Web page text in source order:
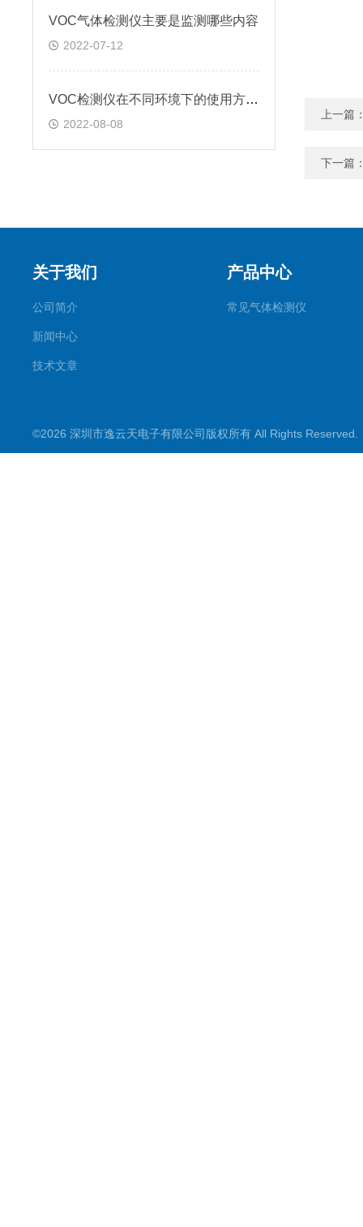
VOC气体检测仪主要是监测哪些内容
2022-07-12
VOC检测仪在不同环境下的使用方法?
2022-08-08
上一篇
下一篇
关于我们
公司简介
新闻中心
技术文章
产品中心
常见气体检测仪
©2026 深圳市逸云天电子有限公司版权所有 All Rights